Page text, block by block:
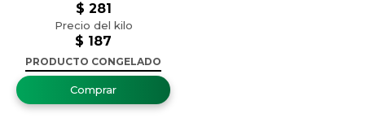
$ 187
$ 281
PRODUCTO CONGELADO